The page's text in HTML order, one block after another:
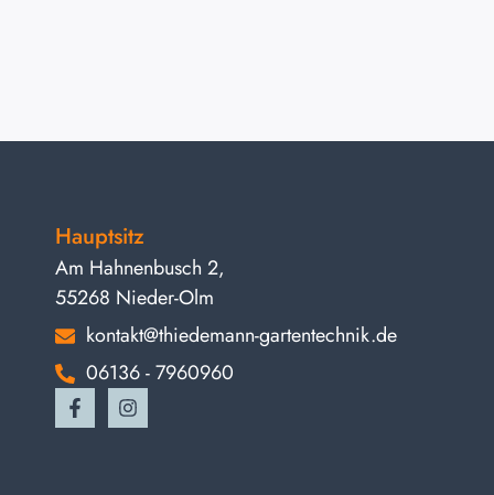
Hauptsitz
Am Hahnenbusch 2,
55268 Nieder-Olm
kontakt@thiedemann-gartentechnik.de
06136 - 7960960